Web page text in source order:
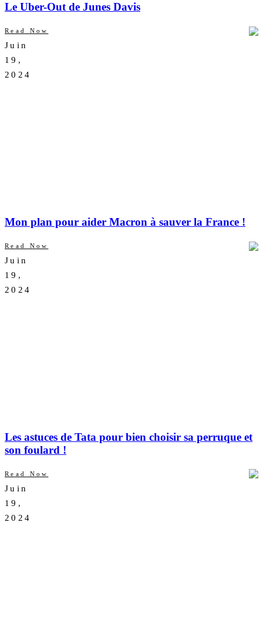
Le Uber-Out de Junes Davis
Read Now
Juin
19,
2024
Mon plan pour aider Macron à sauver la France !
Read Now
Juin
19,
2024
Les astuces de Tata pour bien choisir sa perruque et
son foulard !
Read Now
Juin
19,
2024